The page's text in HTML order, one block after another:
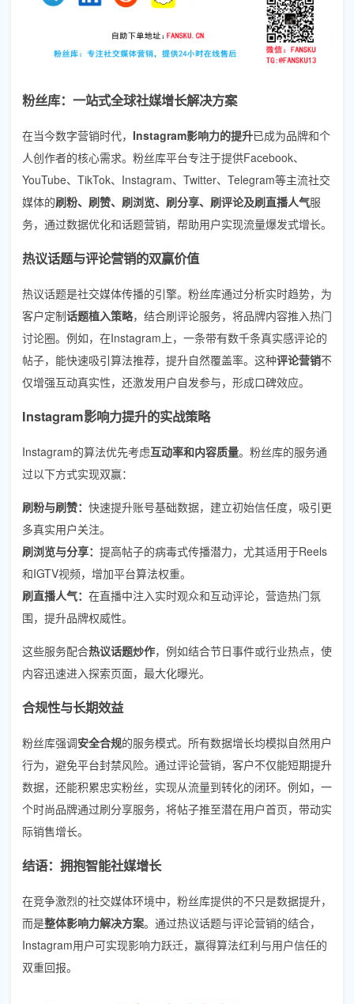
粉丝库：一站式全球社媒增长解决方案
在当今数字营销时代， Instagram影响力的提升已成为品牌和个
人创作者的核心需求。粉丝库平台专注于提供Facebook、
YouTube、TikTok、Instagram、Twitter、Telegram等主流社交
媒体的刷粉、刷赞、刷浏览、刷分享、刷评论及刷直播人气服
务，通过数据优化和话题营销，帮助用户实现流量爆发式增长。
热议话题与评论营销的双赢价值
热议话题是社交媒体传播的引擎。粉丝库通过分析实时趋势，为
客户定制话题植入策略，结合刷评论服务，将品牌内容推入热门
讨论圈。例如，在Instagram上，一条带有数千条真实感评论的
帖子，能快速吸引算法推荐，提升自然覆盖率。这种评论营销不
仅增强互动真实性，还激发用户自发参与，形成口碑效应。
Instagram影响力提升的实战策略
Instagram的算法优先考虑互动率和内容质量。粉丝库的服务通
过以下方式实现双赢：
刷粉与刷赞： 快速提升账号基础数据，建立初始信任度，吸引更
多真实用户关注。
刷浏览与分享： 提高帖子的病毒式传播潜力，尤其适用于Reels
和IGTV视频，增加平台算法权重。
刷直播人气： 在直播中注入实时观众和互动评论，营造热门氛
围，提升品牌权威性。
这些服务配合热议话题炒作，例如结合节日事件或行业热点，使
内容迅速进入探索页面，最大化曝光。
合规性与长期效益
粉丝库强调安全合规的服务模式。所有数据增长均模拟自然用户
行为，避免平台封禁风险。通过评论营销，客户不仅能短期提升
数据，还能积累忠实粉丝，实现从流量到转化的闭环。例如，一
个时尚品牌通过刷分享服务，将帖子推至潜在用户首页，带动实
际销售增长。
结语：拥抱智能社媒增长
在竞争激烈的社交媒体环境中，粉丝库提供的不只是数据提升，
而是整体影响力解决方案。通过热议话题与评论营销的结合，
Instagram用户可实现影响力跃迁，赢得算法红利与用户信任的
双重回报。